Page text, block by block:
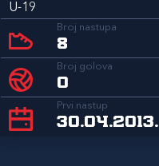
U-19
Broj nastupa
8
Broj golova
0
Prvi nastup
30.04.2013.